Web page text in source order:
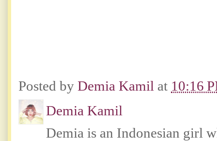
Posted by Demia Kamil at 10:16
Demia Kamil
Demia is an Indonesian girl